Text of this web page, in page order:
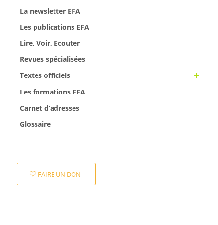
La newsletter EFA
Les publications EFA
Lire, Voir, Ecouter
Revues spécialisées
Textes officiels
Les formations EFA
Carnet d’adresses
Glossaire
FAIRE UN DON